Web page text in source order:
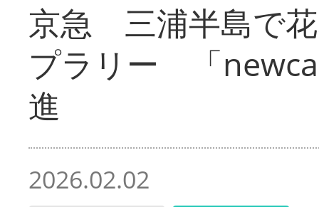
京急 三浦半島で
プラリー 「
進
2026.02.02